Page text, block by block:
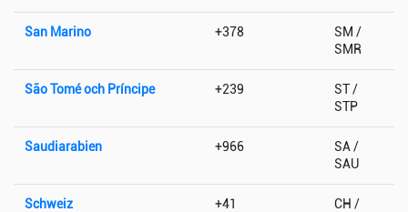
San Marino +378
SM /
SMR
São Tomé och Príncipe +239
ST /
STP
Saudiarabien +966
SA /
SAU
Schweiz +41
CH /